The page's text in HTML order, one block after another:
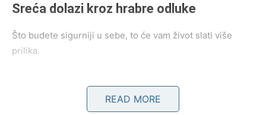
Sreća dolazi kroz hrabre odluke
Što budete sigurniji u sebe, to će vam život slati više
prilika.
READ MORE